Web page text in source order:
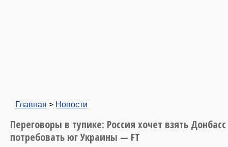
Главная > Новости
Переговоры в тупике: Россия хочет взять
потребовать юг Украины — FT